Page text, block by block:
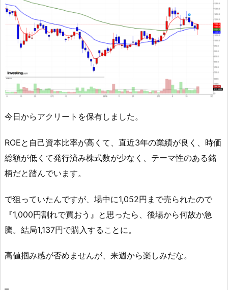
今日からアクリートを保有しました。
ROEと自己資本比率が高くて、直近3年の業績が良く、時価
総額が低くて発行済み株式数が少なく、テーマ性のある銘
柄だと踏んでいます。
で狙っていたんですが、場中に1,052円まで売られたので
『1,000円割れで買おう』と思ったら、後場から何故か急
騰。結局1,137円で購入することに。
高値掴み感が否めませんが、来週から楽しみだな。